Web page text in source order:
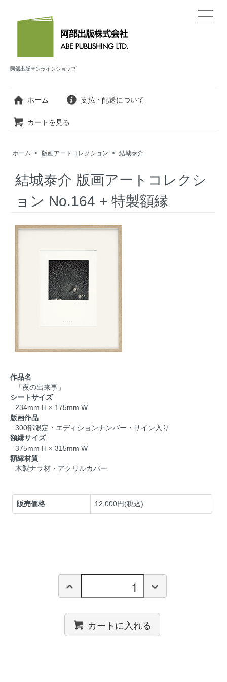
阿部出版オンラインショップ
ホーム 支払・配送について
カートを見る
ホーム > 版画アートコレクション > 結城泰介
結城泰介 版画アートコレクシ
ョン No.164 + 特製額縁
作品名
「夜の出来事」
シートサイズ
234mm H × 175mm W
版画作品
300部限定・エディションナンバー・サイン入り
額縁サイズ
375mm H × 315mm W
額縁材質
木製ナラ材・アクリルカバー
販売価格 12,000円(税込)
カートに入れる